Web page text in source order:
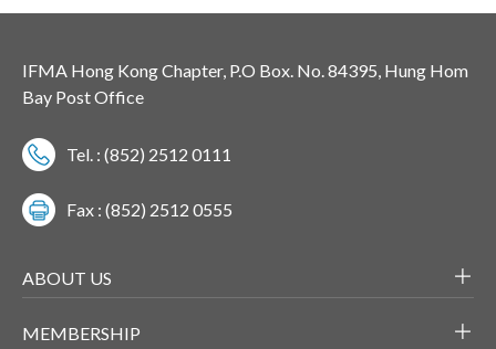
IFMA Hong Kong Chapter, P.O Box. No. 84395, Hung Hom
Bay Post Office
Tel. : (852) 2512 0111
Fax : (852) 2512 0555
ABOUT US
MEMBERSHIP